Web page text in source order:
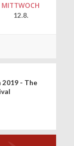
MITTWOCH
12.8.
2019 - The